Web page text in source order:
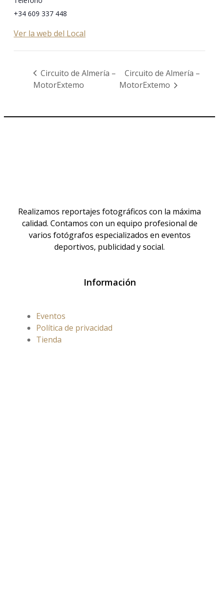
+34 609 337 448
Ver la web del Local
Circuito de Almería –
MotorExtemo
Circuito de Almería –
MotorExtemo
Realizamos reportajes fotográficos con la máxima
calidad. Contamos con un equipo profesional de
varios fotógrafos especializados en eventos
deportivos, publicidad y social.
Información
Eventos
Política de privacidad
Tienda